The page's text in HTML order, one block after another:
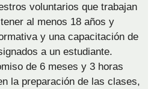
voluntarios que trabajan
al menos 18 años y
y una capacitación de
a un estudiante.
de 6 meses y 3 horas
la preparación de las clases,